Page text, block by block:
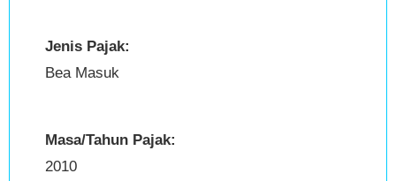
Jenis Pajak:
Bea Masuk
Masa/Tahun Pajak:
2010